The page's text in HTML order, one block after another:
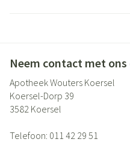
Neem contact met ons
Apotheek Wouters Koersel
Koersel-Dorp 39
3582 Koersel
Telefoon: 011 42 29 51